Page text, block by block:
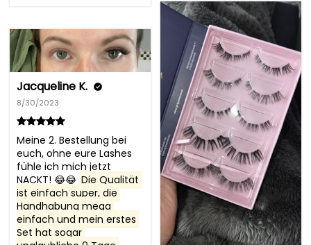
Jacqueline K.
8/30/2023
Meine 2. Bestellung bei
euch, ohne eure Lashes
fühle ich mich jetzt
NACKT! 😂😂 Die Qualität
ist einfach super, die
Handhabung mega
einfach und mein erstes
Set hat sogar